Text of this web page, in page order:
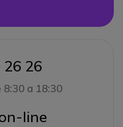
26 26
8:30 a 18:30
line